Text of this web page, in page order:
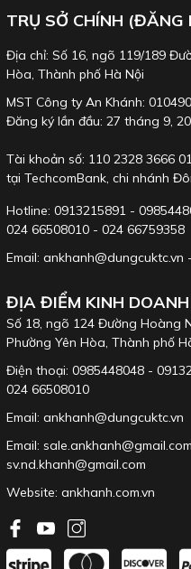
TRỤ SỞ CHÍNH (ĐĂNG
Địa chỉ: Số 16, ngõ 119/189
Hòa, Thành phố Hà Nội
MST Công ty An Khánh:
Đăng ký lần đầu: 27 tháng 9,
Tài khoản số: 110 2328 3666
tại TechcomBank, chi nhánh
Hotline: 0913215891 -
024 66508010 - 024 66759358
Email: ankhanh@dungcuktc.vn
ĐỊA ĐIỂM KINH
Số 18, ngõ 124 Đường Hoàng
Phường Yên Hòa, Thành phố
Điện thoại: 0985448048 -
024 66508010
Email: ankhanh@dungcuktc.vn
Email: sale.ankhanh@gmail.com
sv.nd.khanh@gmail.com
Website: ankhanh.com.vn